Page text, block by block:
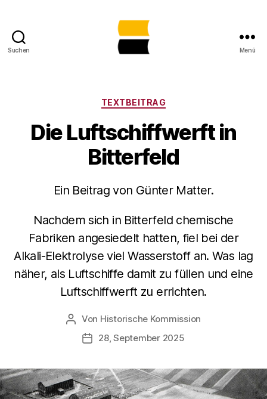
Suchen
Sachsen-
Anhalt
gemeinsam
sichtbar
machen
Menü
Kategorien
TEXTBEITRAG
Die Luftschiffwerft in
Bitterfeld
Ein Beitrag von Günter Matter.
Nachdem sich in Bitterfeld chemische
Fabriken angesiedelt hatten, fiel bei der
Alkali-Elektrolyse viel Wasserstoff an. Was lag
näher, als Luftschiffe damit zu füllen und eine
Luftschiffwerft zu errichten.
Beitragsautor
Von Historische Kommission
Beitragsdatum
28, September 2025